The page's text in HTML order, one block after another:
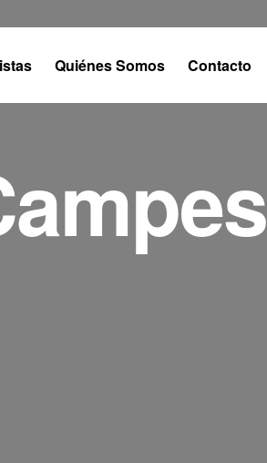
Quiénes Somos Contacto